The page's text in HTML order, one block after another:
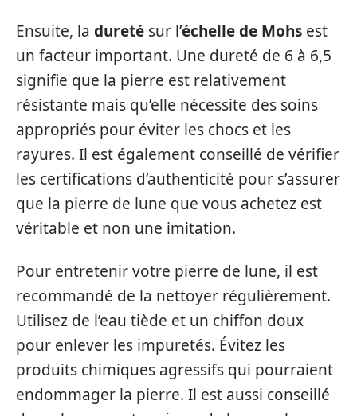
Ensuite, la dureté sur l’échelle de Mohs est
un facteur important. Une dureté de 6 à 6,5
signifie que la pierre est relativement
résistante mais qu’elle nécessite des soins
appropriés pour éviter les chocs et les
rayures. Il est également conseillé de vérifier
les certifications d’authenticité pour s’assurer
que la pierre de lune que vous achetez est
véritable et non une imitation.
Pour entretenir votre pierre de lune, il est
recommandé de la nettoyer régulièrement.
Utilisez de l’eau tiède et un chiffon doux
pour enlever les impuretés. Évitez les
produits chimiques agressifs qui pourraient
endommager la pierre. Il est aussi conseillé